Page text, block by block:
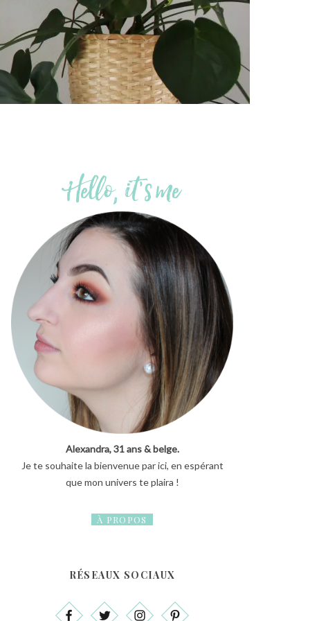
Alexandra, 31 ans & belge.
Je te souhaite la bienvenue par ici, en espérant
que mon univers te plaira !
À PROPOS
RÉSEAUX SOCIAUX